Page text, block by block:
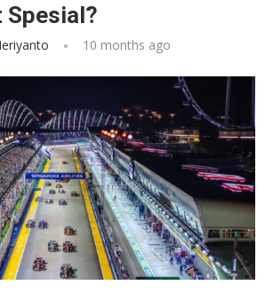
Spesial?
10 months ago